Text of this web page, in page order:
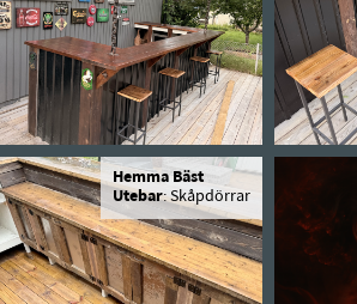
Hemma Bäst
Utebar: Skåpdörrar